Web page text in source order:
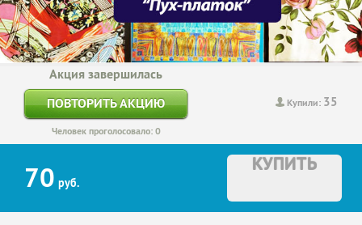
Купили: 35
Акция завершилась
ПОВТОРИТЬ АКЦИЮ
Человек проголосовало: 0
70 руб.
КУПИТЬ